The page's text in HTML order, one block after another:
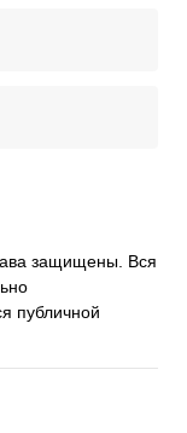
защищены. Вся
публичной